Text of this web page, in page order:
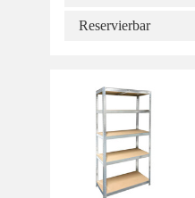
Reservierbar